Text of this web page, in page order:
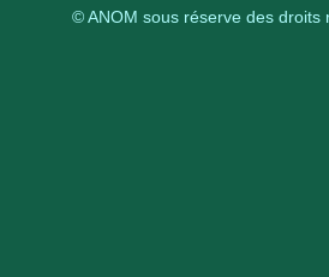
© ANOM sous réserve des